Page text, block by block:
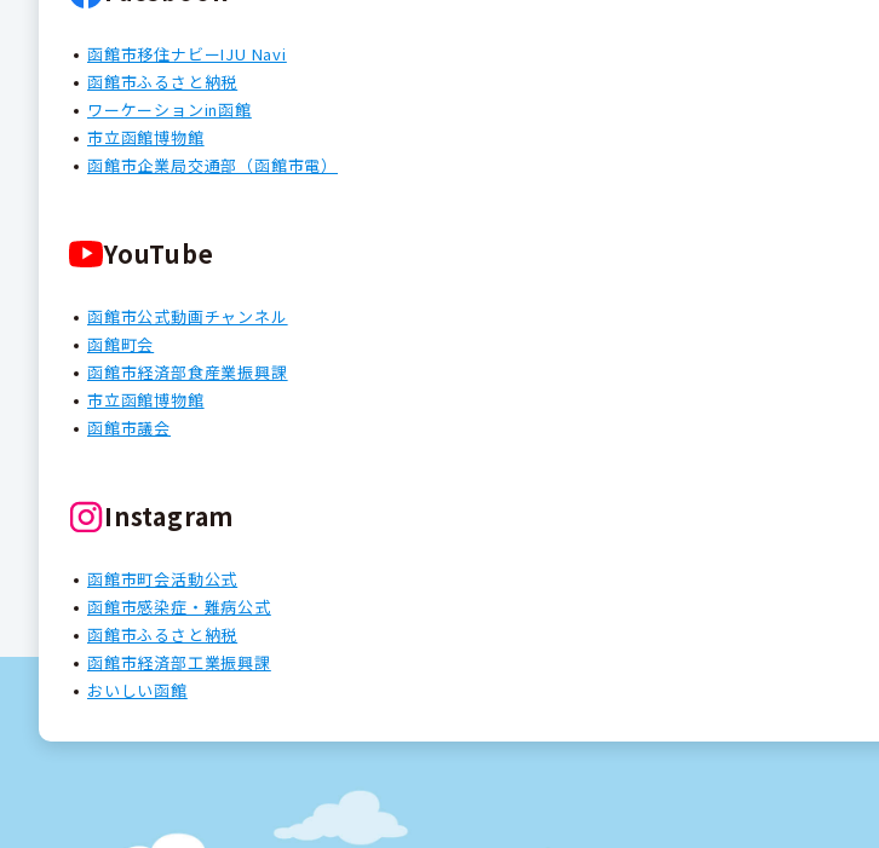
函館市移住ナビーIJU Navi
函館市ふるさと納税
ワーケーションin函館
市立函館博物館
函館市企業局交通部（函館市電）
YouTube
函館市公式動画チャンネル
函館町会
函館市経済部食産業振興課
市立函館博物館
函館市議会
Instagram
函館市町会活動公式
函館市感染症・難病公式
函館市ふるさと納税
函館市経済部工業振興課
おいしい函館